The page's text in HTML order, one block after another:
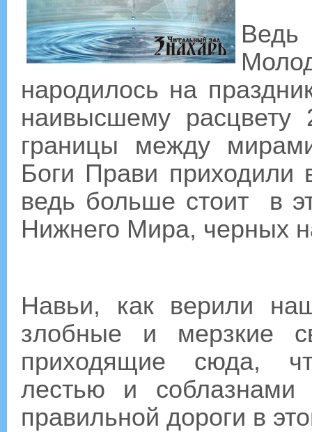
народилось на
наивысшему
границы между
Боги Прави приходили
ведь больше стоит в
Нижнего Мира, черных
Навьи, как верили
злобные и мерзкие
приходящие сюда,
лестью и соблазнами
правильной дороги в